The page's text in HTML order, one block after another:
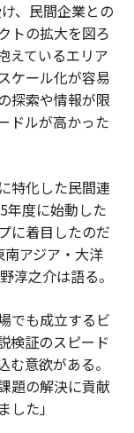
、民間企業との
トの拡大を図ろ
えているエリア
ケール化が容易
探索や情報が限
ドルが高かった
特化した民間連
年度に始動した
に着目したのだ
アジア・大洋
淳之介は語る。
でも成立するビ
検証のスピード
意欲がある。
題の解決に貢献
た」